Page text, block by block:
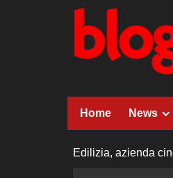
Home News
Edilizia, azienda